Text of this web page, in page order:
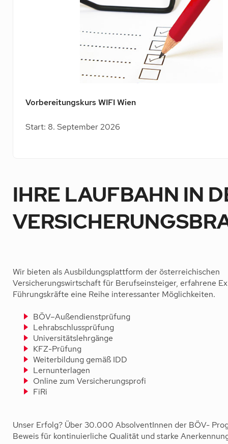
Vorbereitungskurs WIFI Wien
Start: 8. September 2026
IHRE LAUFBAHN IN
Wir bieten als Ausbildungsplattform der österreichischen
Versicherungswirtschaft für Berufseinsteiger, erfahrene
Führungskräfte eine Reihe interessanter Möglichkeiten.
BÖV–Außendienstprüfung
Lehrabschlussprüfung
Universitätslehrgänge
KFZ-Prüfung
Weiterbildung gemäß IDD
Lernunterlagen
Online zum Versicherungsprofi
FiRi
Unser Erfolg? Über 30.000 AbsolventInnen der BÖV-
Beweis für kontinuierliche Qualität und starke